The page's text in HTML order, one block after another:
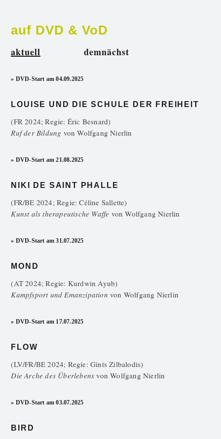
auf DVD & VoD
aktuell demnächst
» DVD-Start am 04.09.2025
LOUISE UND DIE SCHULE DER FREIHEIT
(FR 2024; Regie: Éric Besnard)
Ruf der Bildung vonWolfgang Nierlin
» DVD-Start am 21.08.2025
NIKI DE SAINT PHALLE
(FR/BE 2024; Regie: Céline Sallette)
Kunst als therapeutische Waffe vonWolfgang Nierlin
» DVD-Start am 31.07.2025
MOND
(AT 2024; Regie: Kurdwin Ayub)
Kampfsport und Emanzipation von Wolfgang Nierlin
» DVD-Start am 17.07.2025
FLOW
(LV/FR/BE 2024; Regie: Gints Zilbalodis)
Die Arche des Überlebens vonWolfgang Nierlin
» DVD-Start am 03.07.2025
BIRD